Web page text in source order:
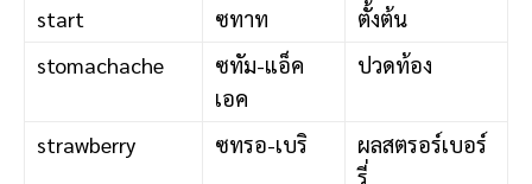
start
ซทาท
ตั้งต้น
stomachache
ซทัม-แอ็ค
เอค
ปวดท้อง
strawberry ซทรอ-เบริ
ผลสตรอร์เบอร์
รี่